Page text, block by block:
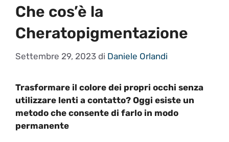
Che cos’è la
Cheratopigmentazione
Settembre 29, 2023 di Daniele Orlandi
Trasformare il colore dei propri occhi senza
utilizzare lenti a contatto? Oggi esiste un
metodo che consente di farlo in modo
permanente